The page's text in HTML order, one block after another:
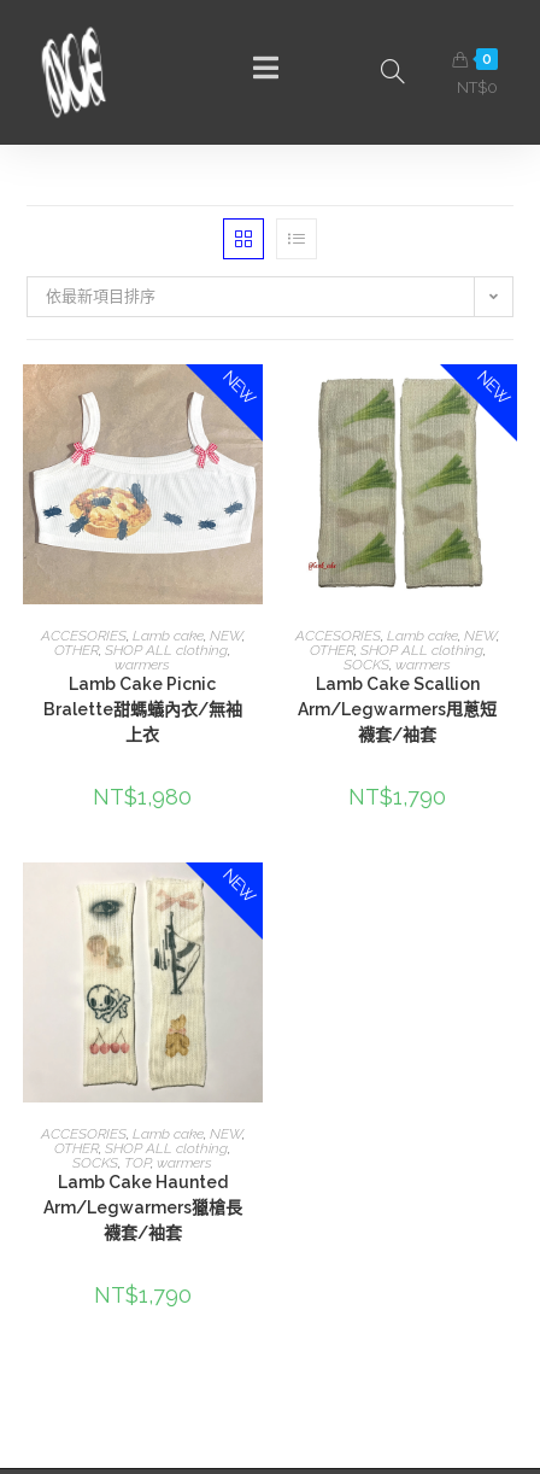
0
NT$0
依最新項目排序
NEW
選擇規格
ACCESORIES, Lamb cake, NEW,
OTHER,SHOP ALL clothing,
warmers
Lamb Cake Picnic
Bralette甜螞蟻內衣/無袖
上衣
NT$1,980
NEW
選擇規格
ACCESORIES,Lamb cake,NEW,
OTHER, SHOP ALL clothing,
SOCKS,warmers
Lamb Cake Scallion
Arm/Legwarmers甩蔥短
襪套/袖套
NT$1,790
NEW
選擇規格
ACCESORIES, Lamb cake, NEW,
OTHER,SHOP ALL clothing
SOCKS TOP,warmers
Lamb Cake Haunted
Arm/Legwarmers獵槍長
襪套/袖套
NT$1,790